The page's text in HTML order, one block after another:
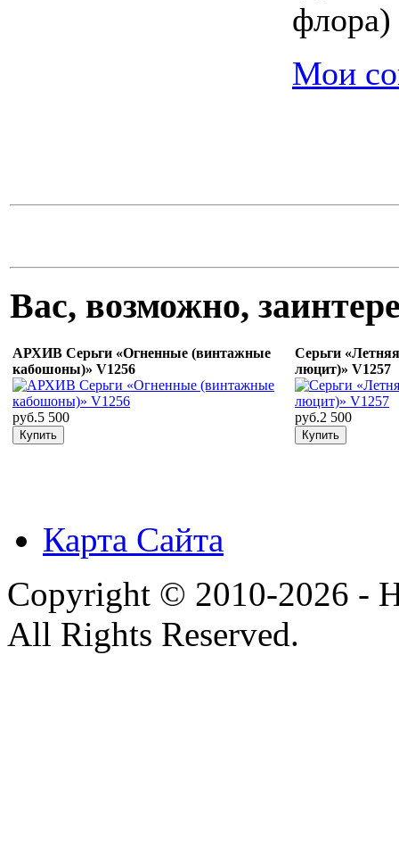
флора)
Мои
Вас, возможно,
АРХИВ Серьги «Огненные (винтажные
кабошоны)» V1256
руб.5 500
Серьги
люцит)» V1257
руб.2 500
Карта Сайта
Copyright © 2010-2026 -
All Rights Reserved.